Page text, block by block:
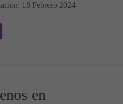
18 Febrero 2024
las Abejas 🐝🐝 - Poesías para niños
El Rugido de los Tigres 🐅 Poesías
en